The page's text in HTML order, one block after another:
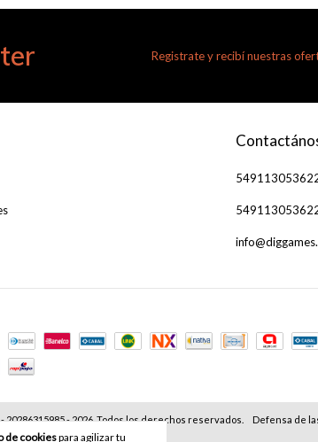
de cookiespara agilizar tu
Registrate y recibí nuestras
20286315985 - 2026. Todos los derechos reservados. Defensa de